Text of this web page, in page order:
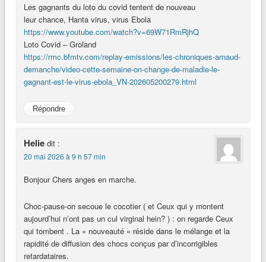
Les gagnants du loto du covid tentent de nouveau
leur chance, Hanta virus, virus Ebola
https://www.youtube.com/watch?v=69W71RmRjhQ
Loto Covid – Groland
https://rmc.bfmtv.com/replay-emissions/les-chroniques-arnaud-
demanche/video-cette-semaine-on-change-de-maladie-le-
gagnant-est-le-virus-ebola_VN-202605200279.html
Répondre
Helie dit :
20 mai 2026 à 9 h 57 min
Bonjour Chers anges en marche.
Choc-pause-on secoue le cocotier ( et Ceux qui y montent
aujourd’hui n’ont pas un cul virginal hein? ) : on regarde Ceux
qui tombent . La « nouveauté « réside dans le mélange et la
rapidité de diffusion des chocs conçus par d’incorrigibles
retardataires.